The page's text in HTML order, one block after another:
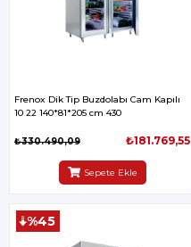
Frenox Dik Tip Buzdolabı Cam Kapılı
10 22 140*81*205 cm 430
₺181.769,55
₺330.490,09
Sepete Ekle
%45